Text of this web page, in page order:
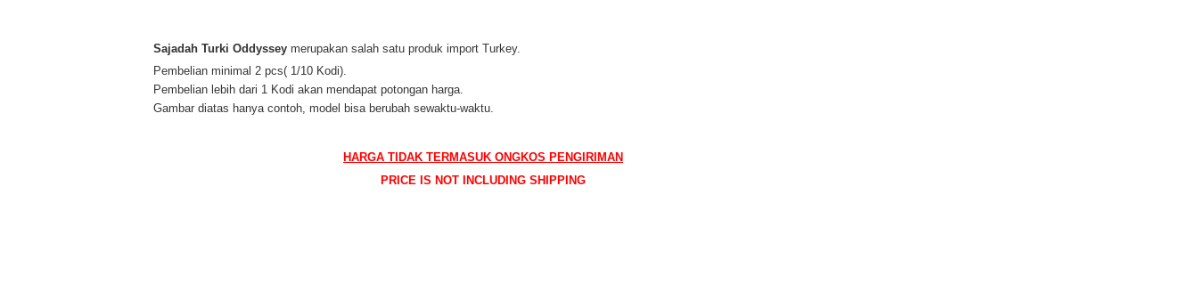
Sajadah Turki Oddyssey merupakan salah satu produk import Turkey.
Pembelian minimal 2 pcs( 1/10 Kodi).
Pembelian lebih dari 1 Kodi akan mendapat potongan harga.
Gambar diatas hanya contoh, model bisa berubah sewaktu-waktu.
HARGA TIDAK TERMASUK ONGKOS PENGIRIMAN
PRICE IS NOT INCLUDING SHIPPING